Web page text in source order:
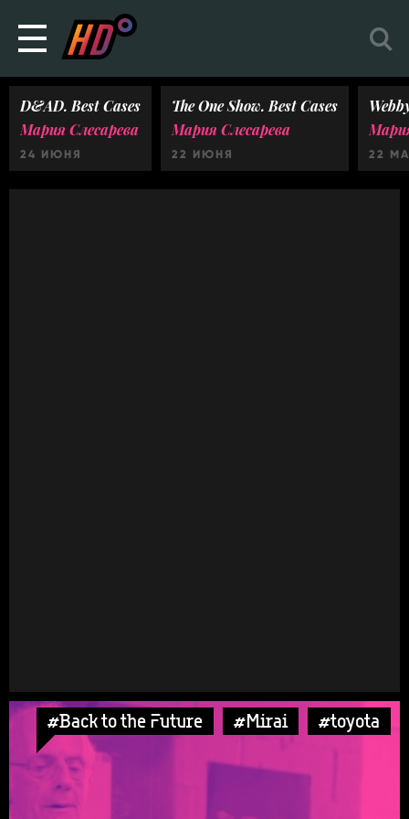
D&AD. Best Cases
Мария Слесарева
24 ИЮНЯ
The One Show. Best Cases
Мария Слесарева
22 ИЮНЯ 22
#Back to the Future #Mirai #toyota